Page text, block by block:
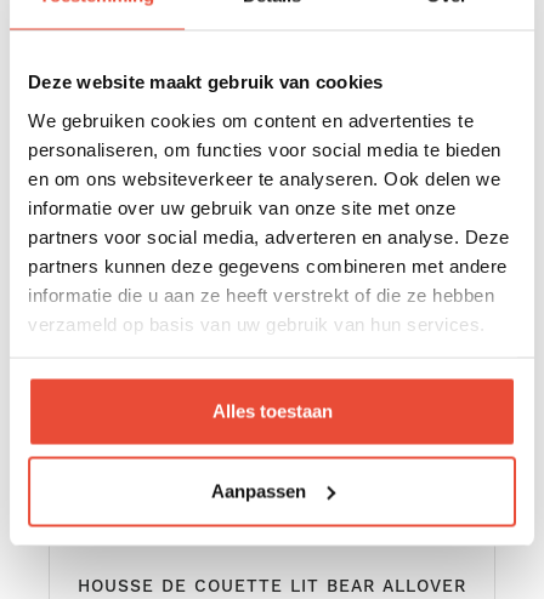
Deze website maakt gebruik van cookies
We gebruiken cookies om content en advertenties te
personaliseren, om functies voor social media te bieden
en om ons websiteverkeer te analyseren. Ook delen we
informatie over uw gebruik van onze site met onze
partners voor social media, adverteren en analyse. Deze
partners kunnen deze gegevens combineren met andere
informatie die u aan ze heeft verstrekt of die ze hebben
verzameld op basis van uw gebruik van hun services.
Alles toestaan
Aanpassen
€ 29,95 € 19,95
HOUSSE DE COUETTE LIT BEAR ALLOVER